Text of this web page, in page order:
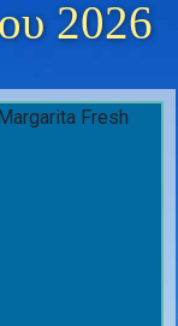
2026